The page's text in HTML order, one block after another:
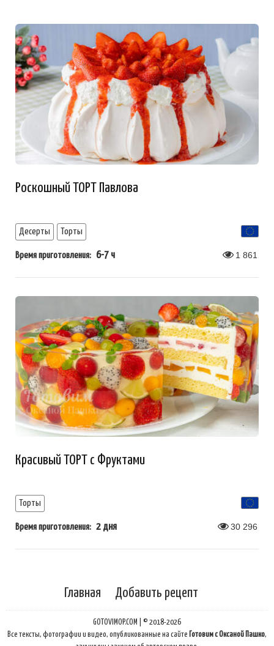
Роскошный ТОРТ Павлова
Десерты Торты
Время приготовления: 6-7 ч 1 861
Красивый ТОРТ с Фруктами
Торты
Время приготовления: 2 дня 30 296
Главная Добавить рецепт
GOTOVIMOP.COM | © 2018-2026
Все тексты, фотографии и видео, опубликованные на сайте Готовим с Оксаной Пашко,